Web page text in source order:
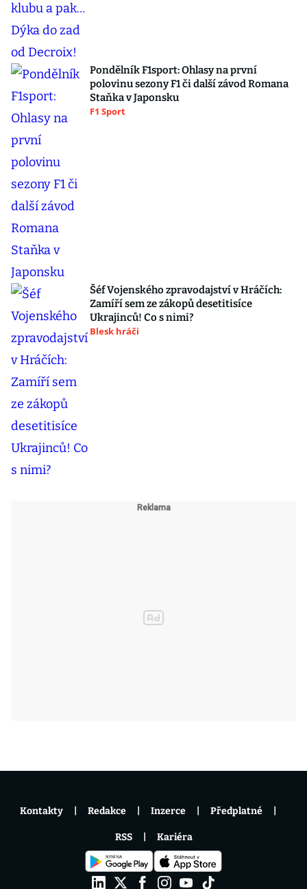
Pondělník F1sport: Ohlasy na první
polovinu sezony F1 či další závod Romana
Staňka v Japonsku
F1 Sport
Šéf Vojenského zpravodajství v Hráčích:
Zamíří sem ze zákopů desetitisíce
Ukrajinců! Co s nimi?
Blesk hráči
Kontakty Redakce Inzerce Předplatné
RSS Kariéra